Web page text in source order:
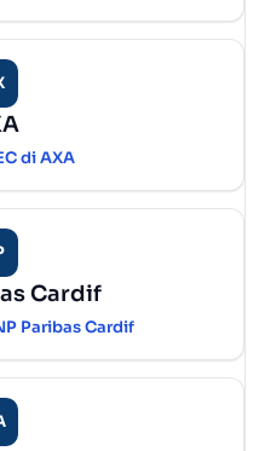
di AXA
Cardif
Paribas Cardif